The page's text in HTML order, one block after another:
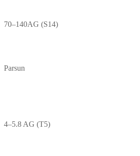
70–140AG (S14)
Parsun
4–5.8 AG (T5)